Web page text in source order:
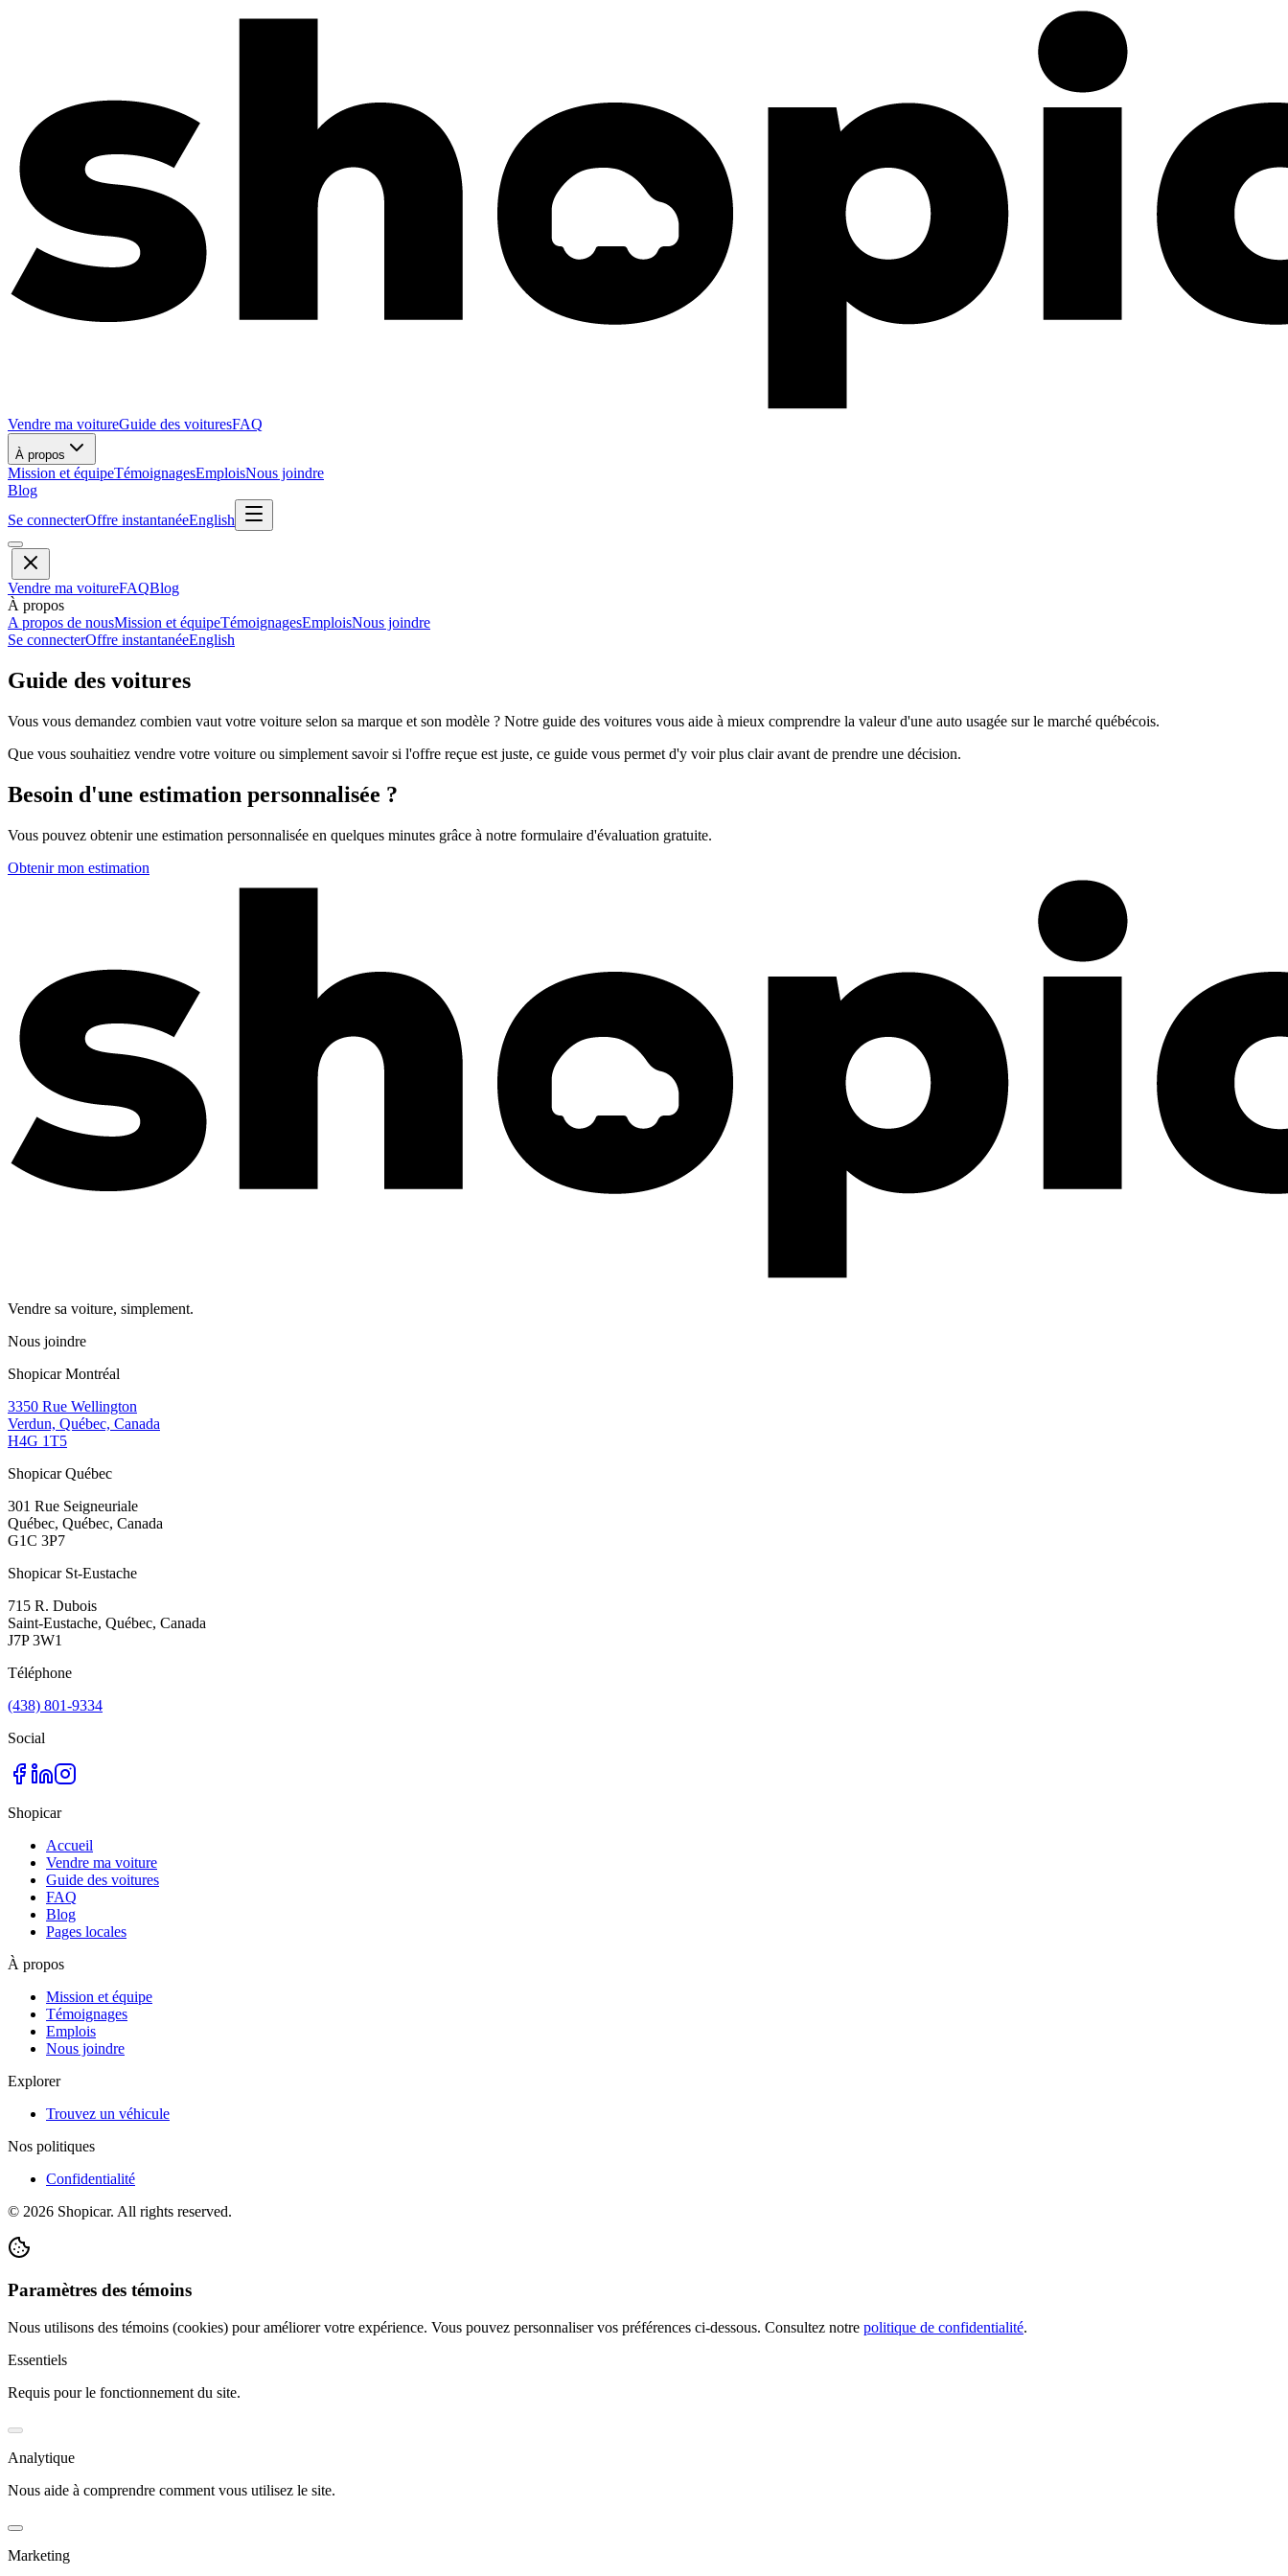
Vendre ma voitureGuide des voituresFAQ
À propos
Mission et équipeTémoignagesEmploisNous joindre
Blog
Se connecterOffre instantanéeEnglish
Vendre ma voitureFAQBlog
À propos
A propos de nousMission et équipeTémoignagesEmploisNous joindre
Se connecterOffre instantanéeEnglish
Guide des voitures
Vous vous demandez combien vaut votre voiture selon sa marque et son modèle ? Notre guide des voitures vous aide à mieux comprendre la valeur d'une auto usagée sur le marché québécois.
Que vous souhaitiez vendre votre voiture ou simplement savoir si l'offre reçue est juste, ce guide vous permet d'y voir plus clair avant de prendre une décision.
Besoin d'une estimation personnalisée ?
Vous pouvez obtenir une estimation personnalisée en quelques minutes grâce à notre formulaire d'évaluation gratuite.
Obtenir mon estimation
Vendre sa voiture, simplement.
Nous joindre
Shopicar Montréal
3350 Rue Wellington
Verdun, Québec, Canada
H4G 1T5
Shopicar Québec
301 Rue Seigneuriale
Québec, Québec, Canada
G1C 3P7
Shopicar St-Eustache
715 R. Dubois
Saint-Eustache, Québec, Canada
J7P 3W1
Téléphone
(438) 801-9334
Social
Shopicar
Accueil
Vendre ma voiture
Guide des voitures
FAQ
Blog
Pages locales
À propos
Mission et équipe
Témoignages
Emplois
Nous joindre
Explorer
Trouvez un véhicule
Nos politiques
Confidentialité
© 2026 Shopicar. All rights reserved.
Paramètres des témoins
Nous utilisons des témoins (cookies) pour améliorer votre expérience. Vous pouvez personnaliser vos préférences ci-dessous. Consultez notre politique de confidentialité.
Essentiels
Requis pour le fonctionnement du site.
Analytique
Nous aide à comprendre comment vous utilisez le site.
Marketing